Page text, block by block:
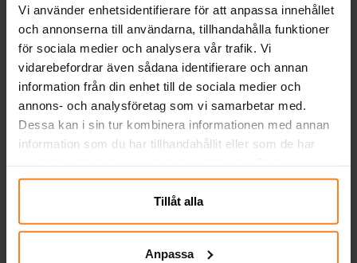
Vi använder enhetsidentifierare för att anpassa innehållet
och annonserna till användarna, tillhandahålla funktioner
för sociala medier och analysera vår trafik. Vi
vidarebefordrar även sådana identifierare och annan
information från din enhet till de sociala medier och
annons- och analysföretag som vi samarbetar med.
Dessa kan i sin tur kombinera informationen med annan
information som du har tillhandahållit eller som de har
närsomhelst ändra ditt samtycke.
Tillåt alla
Anpassa
publicerades. Kontrollera alltid produktens
originalförpackning för de senaste
uppgifterna.
Remmar - Jordgubb 250
KÖP
Remmar - Cola 250 gram
KÖP